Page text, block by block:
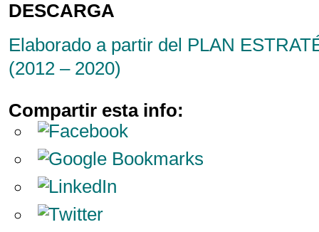
DESCARGA
Elaborado a partir del PLAN
(2012 – 2020)
Compartir esta info: